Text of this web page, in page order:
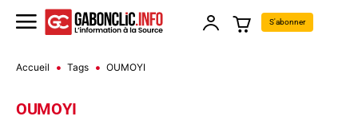
S'abonner
Accueil Tags OUMOYI
OUMOYI